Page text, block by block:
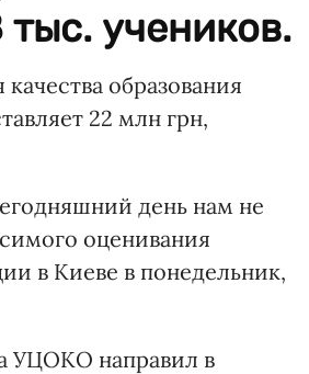
тыс. учеников.
образования
22 млн грн,
день нам не
оценивания
в Киеве в понедельник,
УЦОКО направил в